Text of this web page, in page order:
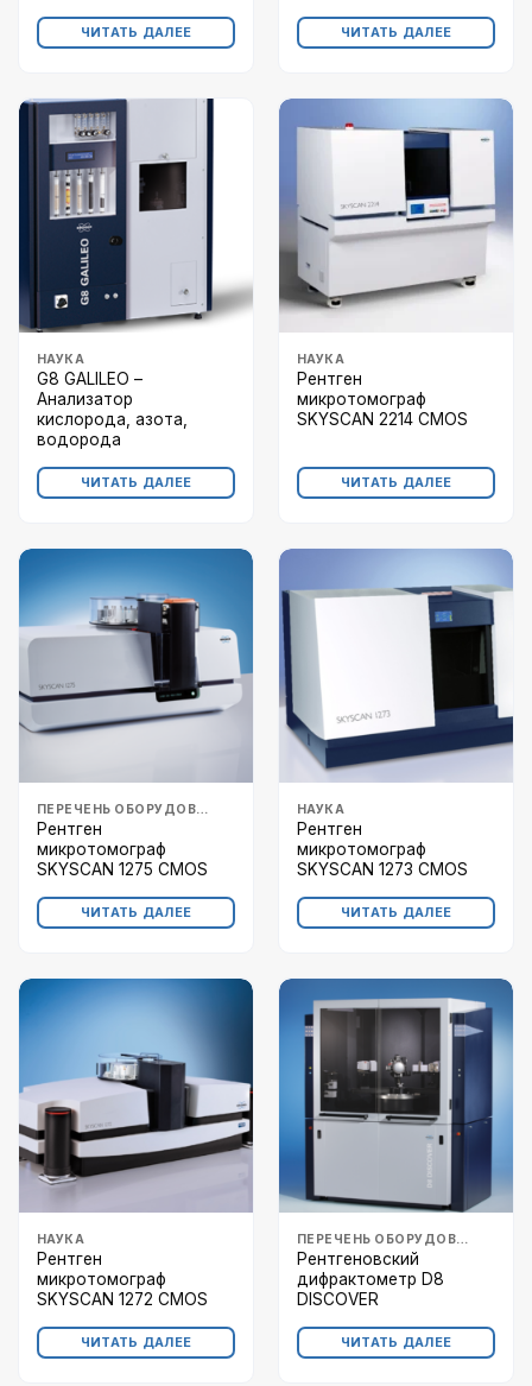
ЧИТАТЬ ДАЛЕЕ ЧИТАТЬ ДАЛЕЕ
НАУКА
G8 GALILEO –
Анализатор
кислорода, азота,
водорода
ЧИТАТЬ ДАЛЕЕ
НАУКА
Рентген
микротомограф
SKYSCAN 2214 CMOS
ЧИТАТЬ ДАЛЕЕ
Рентген
микротомограф
SKYSCAN 1275 CMOS
ЧИТАТЬ ДАЛЕЕ
НАУКА
Рентген
микротомограф
SKYSCAN 1273 CMOS
ЧИТАТЬ ДАЛЕЕ
НАУКА
Рентген
микротомограф
SKYSCAN 1272 CMOS
ЧИТАТЬ ДАЛЕЕ
Рентгеновский
дифрактометр D8
DISCOVER
ЧИТАТЬ ДАЛЕЕ